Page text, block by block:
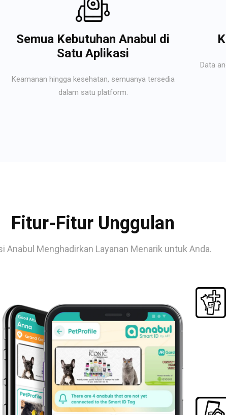
Semua Kebutuhan Anabul di
Satu Aplikasi
Keamanan hingga kesehatan, semuanya tersedia
dalam satu platform.
Data
Fitur-Fitur Unggulan
Anabul Menghadirkan Layanan Menarik untuk Anda.